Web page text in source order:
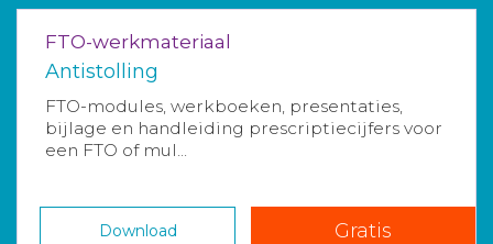
FTO-werkmateriaal
Antistolling
FTO-modules, werkboeken, presentaties,
bijlage en handleiding prescriptiecijfers voor
een FTO of mul...
Download Gratis